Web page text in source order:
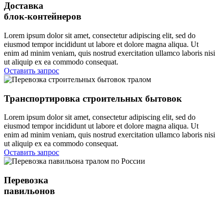
Доставка
блок-контейнеров
Lorem ipsum dolor sit amet, consectetur adipiscing elit, sed do
eiusmod tempor incididunt ut labore et dolore magna aliqua. Ut
enim ad minim veniam, quis nostrud exercitation ullamco laboris nisi
ut aliquip ex ea commodo consequat.
Оставить запрос
Транспортировка строительных бытовок
Lorem ipsum dolor sit amet, consectetur adipiscing elit, sed do
eiusmod tempor incididunt ut labore et dolore magna aliqua. Ut
enim ad minim veniam, quis nostrud exercitation ullamco laboris nisi
ut aliquip ex ea commodo consequat.
Оставить запрос
Перевозка
павильонов